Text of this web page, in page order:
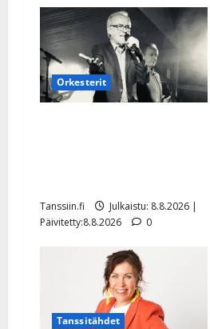
Orkesterit
Tanssiin.fi
Julkaistu: 8.8.2026 |
Päivitetty:8.8.2026
0
Tanssitähdet